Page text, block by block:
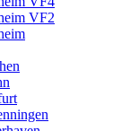
VF2